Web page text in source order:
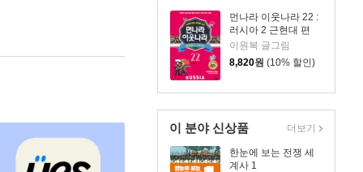
먼나라 이웃나라 22 :
러시아 2 근현대 편
이원복 글그림
8,820원 (10% 할인)
이 분야 신상품
한눈에 보는 전쟁 세
계사 1
더보기